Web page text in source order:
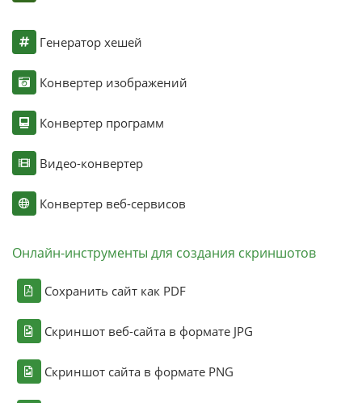
Генератор хешей
Конвертер изображений
Конвертер программ
Видео-конвертер
Конвертер веб-сервисов
Онлайн-инструменты для создания скриншотов
Сохранить сайт как PDF
Скриншот веб-сайта в формате JPG
Скриншот сайта в формате PNG